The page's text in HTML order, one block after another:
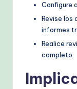
Configure
Revise los
informes
Realice
completo.